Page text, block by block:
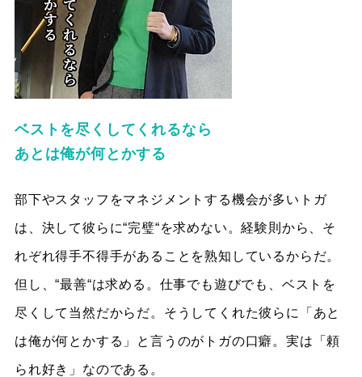
ベストを尽くしてくれるなら
あとは俺が何とかする
部下やスタッフをマネジメントする機会が多いトガ
は、決して彼らに“完璧“を求めない。経験則から、そ
れぞれ得手不得手があることを熟知しているからだ。
但し、“最善“は求める。仕事でも遊びでも、ベストを
尽くして当然だからだ。そうしてくれた彼らに「あと
は俺が何とかする」と言うのがトガの口癖。実は「頼
られ好き」なのである。